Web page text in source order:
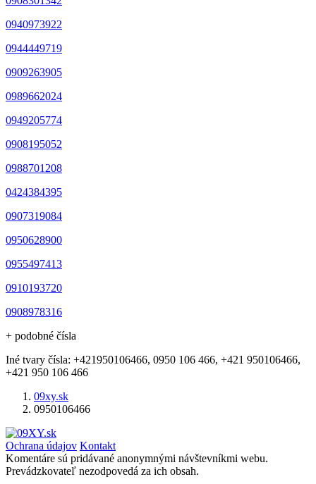
0940973922
0944449719
0909263905
0989662024
0949205774
0908195052
0988701208
0424384395
0907319084
0950628900
0955497413
0910193720
0908978316
+ podobné čísla
Iné tvary čísla: +421950106466, 0950 106 466, +421 950106466,
+421 950 106 466
09xy.sk
0950106466
Ochrana údajov Kontakt
Komentáre sú pridávané anonymnými návštevníkmi webu.
Prevádzkovateľ nezodpovedá za ich obsah.